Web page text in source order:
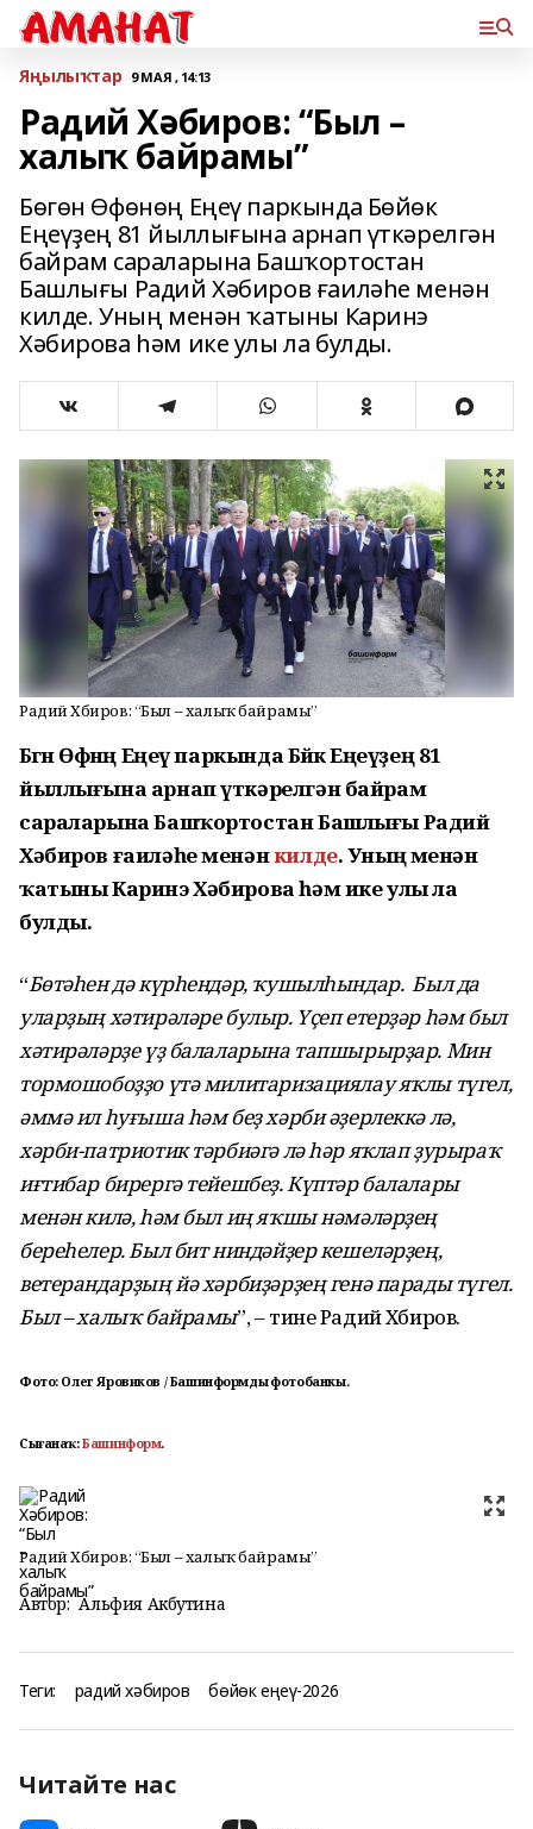
Яңылыҡтар 9 МАЯ , 14:13
Радий Хәбиров: “Был –
халыҡ байрамы”
Бөгөн Өфөнөң Еңеү паркында Бөйөк
Еңеүҙең 81 йыллығына арнап үткәрелгән
байрам сараларына Башҡортостан
Башлығы Радий Хәбиров ғаиләһе менән
килде. Уның менән ҡатыны Каринэ
Хәбирова һәм ике улы ла булды.
Радий Хәбиров: “Был – халыҡ байрамы”
Бөгөн Өфөнөң Еңеү паркында Бөйөк Еңеүҙең 81
йыллығына арнап үткәрелгән байрам
сараларына Башҡортостан Башлығы Радий
Хәбиров ғаиләһе менәнкилде. Уның менән
ҡатыны Каринэ Хәбирова һәм ике улы ла
булды.
“Бөтәһен дә күрһендәр, ҡушылһындар. Был да
уларҙың хәтирәләре булыр. Үҫеп етерҙәр һәм был
хәтирәләрҙе үҙ балаларына тапшырырҙар. Мин
тормошобоҙҙо үтә милитаризациялау яҡлы түгел,
әммә ил һуғыша һәм беҙ хәрби әҙерлеккә лә,
хәрби-патриотик тәрбиәгә лә һәр яҡлап ҙурыраҡ
иғтибар бирергә тейешбеҙ. Күптәр балалары
менән килә, һәм был иң яҡшы нәмәләрҙең
береһелер. Был бит ниндәйҙер кешеләрҙең,
ветерандарҙың йә хәрбиҙәрҙең генә парады түгел.
Был – халыҡ байрамы”, – тине Радий Хәбиров.
Фото: Олег Яровиков / Башинформдың фотобанкы.
Сығанаҡ:Башинформ.
Радий Хәбиров: “Был – халыҡ байрамы”
Автор: Альфия Акбутина
Теги: радий хәбиров бөйөк еңеү-2026
Читайте нас